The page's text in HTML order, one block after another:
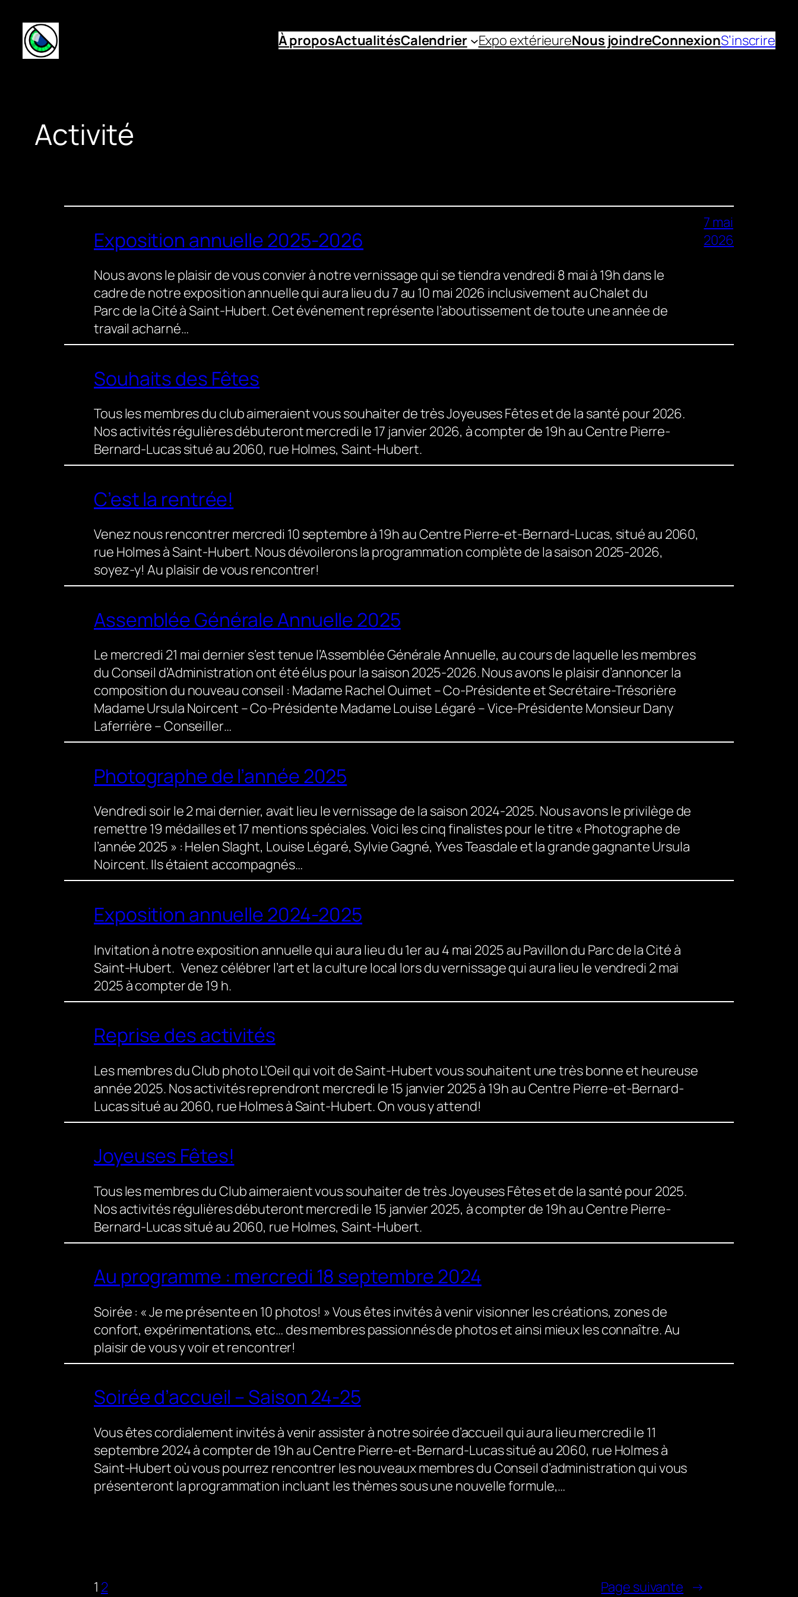
contenu
À proposActualitésCalendrier Expo extérieureNous joindreConnexionS’inscrire
Activité
Exposition annuelle 2025-2026
Nous avons le plaisir de vous convier à notre vernissage qui se tiendra vendredi 8 mai à 19h dans le
cadre de notre exposition annuelle qui aura lieu du 7 au 10 mai 2026 inclusivement au Chalet du
Parc de la Cité à Saint-Hubert. Cet événement représente l’aboutissement de toute une année de
travail acharné…
7 mai
2026
Souhaits des Fêtes
Tous les membres du club aimeraient vous souhaiter de très Joyeuses Fêtes et de la santé pour 2026.
Nos activités régulières débuteront mercredi le 17 janvier 2026, à compter de 19h au Centre Pierre-
Bernard-Lucas situé au 2060, rue Holmes, Saint-Hubert.
C’est la rentrée!
Venez nous rencontrer mercredi 10 septembre à 19h au Centre Pierre-et-Bernard-Lucas, situé au 2060,
rue Holmes à Saint-Hubert. Nous dévoilerons la programmation complète de la saison 2025-2026,
soyez-y! Au plaisir de vous rencontrer!
Assemblée Générale Annuelle 2025
Le mercredi 21 mai dernier s’est tenue l’Assemblée Générale Annuelle, au cours de laquelle les membres
du Conseil d’Administration ont été élus pour la saison 2025-2026. Nous avons le plaisir d’annoncer la
composition du nouveau conseil : Madame Rachel Ouimet – Co-Présidente et Secrétaire-Trésorière
Madame Ursula Noircent – Co-Présidente Madame Louise Légaré – Vice-Présidente Monsieur Dany
Laferrière – Conseiller…
Photographe de l’année 2025
Vendredi soir le 2 mai dernier, avait lieu le vernissage de la saison 2024-2025. Nous avons le privilège de
remettre 19 médailles et 17 mentions spéciales. Voici les cinq finalistes pour le titre « Photographe de
l’année 2025 » : Helen Slaght, Louise Légaré, Sylvie Gagné, Yves Teasdale et la grande gagnante Ursula
Noircent. Ils étaient accompagnés…
Exposition annuelle 2024-2025
Invitation à notre exposition annuelle qui aura lieu du 1er au 4 mai 2025 au Pavillon du Parc de la Cité à
Saint-Hubert. Venez célébrer l’art et la culture local lors du vernissage qui aura lieu le vendredi 2 mai
2025 à compter de 19 h.
Reprise des activités
Les membres du Club photo L’Oeil qui voit de Saint-Hubert vous souhaitent une très bonne et heureuse
année 2025. Nos activités reprendront mercredi le 15 janvier 2025 à 19h au Centre Pierre-et-Bernard-
Lucas situé au 2060, rue Holmes à Saint-Hubert. On vous y attend!
Joyeuses Fêtes!
Tous les membres du Club aimeraient vous souhaiter de très Joyeuses Fêtes et de la santé pour 2025.
Nos activités régulières débuteront mercredi le 15 janvier 2025, à compter de 19h au Centre Pierre-
Bernard-Lucas situé au 2060, rue Holmes, Saint-Hubert.
Au programme : mercredi 18 septembre 2024
Soirée : « Je me présente en 10 photos! » Vous êtes invités à venir visionner les créations, zones de
confort, expérimentations, etc… des membres passionnés de photos et ainsi mieux les connaître. Au
plaisir de vous y voir et rencontrer!
Soirée d’accueil – Saison 24-25
Vous êtes cordialement invités à venir assister à notre soirée d’accueil qui aura lieu mercredi le 11
septembre 2024 à compter de 19h au Centre Pierre-et-Bernard-Lucas situé au 2060, rue Holmes à
Saint-Hubert où vous pourrez rencontrer les nouveaux membres du Conseil d’administration qui vous
présenteront la programmation incluant les thèmes sous une nouvelle formule,…
1 2 Page suivante →